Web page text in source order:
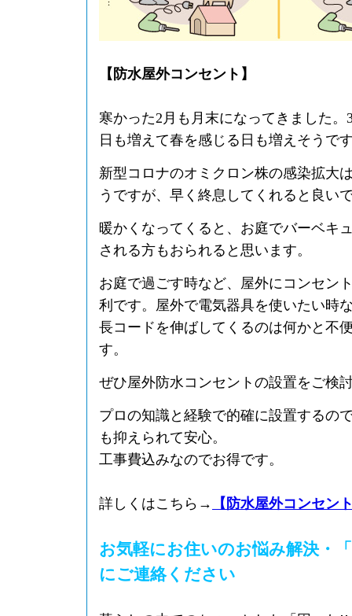
【防水屋外コンセント】
寒かった2月も月末になってきました。
日も増えて春を感じる日も増えそうで
新型コロナのオミクロン株の感染拡大
うですが、早く終息してくれると良い
暖かくなってくると、お庭でバーベキ
される方もおられると思います。
お庭で過ごす時など、屋外にコンセン
利です。屋外で電気器具を使いたい時
長コードを伸ばしてくるのは何かと不
す。
ぜひ屋外防水コンセントの設置をご検
プロの知識と経験で的確に設置するの
も抑えられて安心。
工事費込みなのでお得です。
詳しくはこちら→ 【防水屋外コンセン
お気軽にお住いのお悩み解決・
にご連絡ください